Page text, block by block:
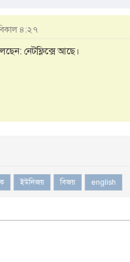
৪:২৭
নেটফ্লিক্সে আছে।
ইউনিজয় বিজয় english